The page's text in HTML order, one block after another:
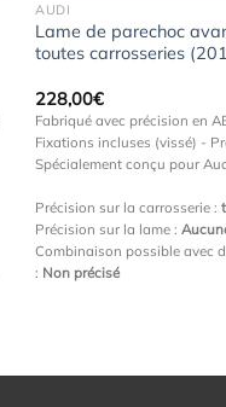
AUDI
Lame de parechoc
toutes carrosseries
228,00€
Fabriqué avec précision en
Fixations incluses (vissé) -
Spécialement conçu pour
Précision sur la carrosserie :
Précision sur la lame :
Combinaison possible avec
: Non précisé